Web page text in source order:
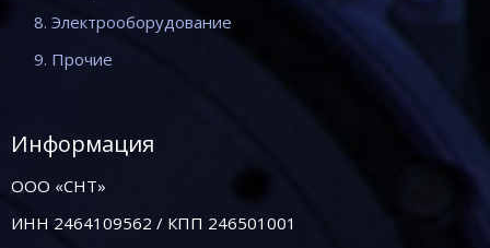
8. Электрооборудование
9. Прочие
Информация
ООО «СНТ»
ИНН 2464109562 / КПП 246501001